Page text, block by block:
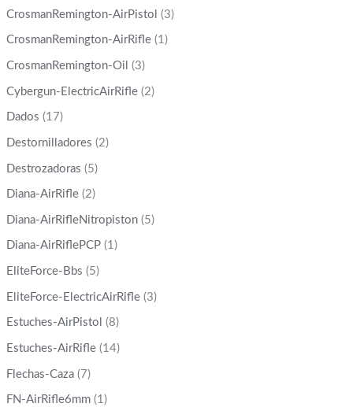
CrosmanRemington-AirPistol (3)
CrosmanRemington-AirRifle (1)
CrosmanRemington-Oil (3)
Cybergun-ElectricAirRifle (2)
Dados (17)
Destornilladores (2)
Destrozadoras (5)
Diana-AirRifle (2)
Diana-AirRifleNitropiston (5)
Diana-AirRiflePCP (1)
EliteForce-Bbs (5)
EliteForce-ElectricAirRifle (3)
Estuches-AirPistol (8)
Estuches-AirRifle (14)
Flechas-Caza (7)
FN-AirRifle6mm (1)